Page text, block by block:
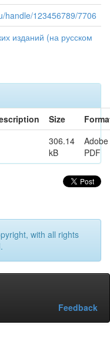
handle/123456789/7706
изданий (на русском
Size
306.14
kB
Adobe
PDF
with all rights
Feedback